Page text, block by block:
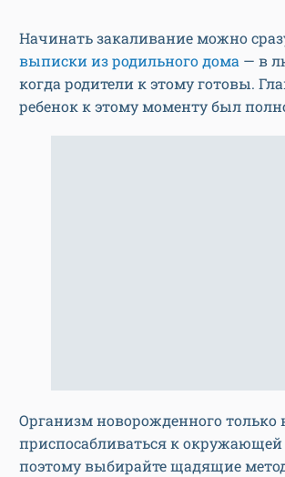
Начинать закаливание можно
выписки из родильного дома — в
когда родители к этому готовы.
ребенок к этому моменту был
Организм новорожденного только
приспосабливаться к окружающей
поэтому выбирайте щадящие